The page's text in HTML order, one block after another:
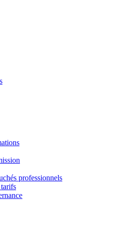
professionnels